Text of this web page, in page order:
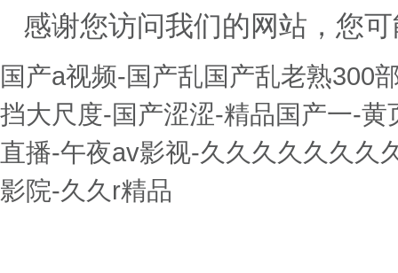
感谢您访问我们的网站，您
国产a视频-国产乱国产乱老熟300
挡大尺度-国产涩涩-精品国产一-
直播-午夜av影视-久久久久久久久
影院-久久r精品